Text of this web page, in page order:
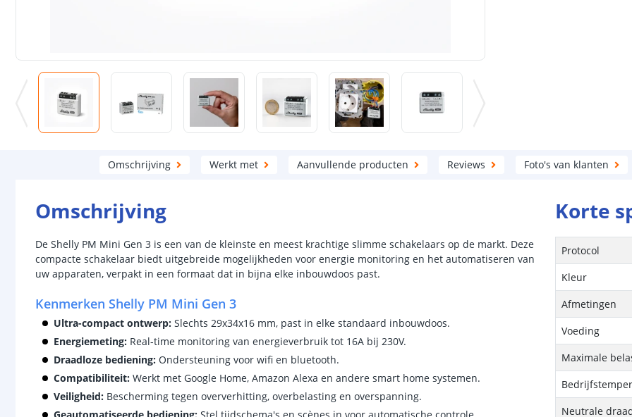
Omschrijving Werkt met Aanvullende producten Reviews Foto's van klanten
Omschrijving
De Shelly PM Mini Gen 3 is een van de kleinste en meest krachtige slimme schakelaars op de markt. Deze
compacte schakelaar biedt uitgebreide mogelijkheden voor energie monitoring en het automatiseren van
uw apparaten, verpakt in een formaat dat in bijna elke inbouwdoos past.
Kenmerken Shelly PM Mini Gen 3
Ultra-compact ontwerp: Slechts 29x34x16 mm, past in elke standaard inbouwdoos.
Energiemeting: Real-time monitoring van energieverbruik tot 16A bij 230V.
Draadloze bediening: Ondersteuning voor wifi en bluetooth.
Compatibiliteit: Werkt met Google Home, Amazon Alexa en andere smart home systemen.
Veiligheid: Bescherming tegen oververhitting, overbelasting en overspanning.
Korte
Protocol
Kleur
Afmetingen
Voeding
Maximale
Neutrale